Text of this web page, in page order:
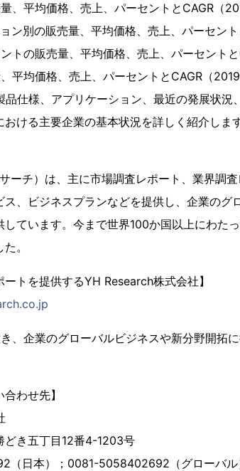
、平均価格、売上、パーセントとCAGR（
ン別の販売量、平均価格、売上、パーセン
トの販売量、平均価格、売上、パーセント
平均価格、売上、パーセントとCAGR（2019
品仕様、アプリケーション、最近の発展状
ける主要企業の基本状況を詳しく紹介します
ーチ）は、主に市場調査レポート、業界調
ス、ビジネスプランなどを提供し、企業のグ
しています。今まで世界100か国以上にわた
。
ートを提供するYH Research株式会社】
、企業のグローバルビジネスや新分野開拓
わせ先】
どき五丁目12番4-1203号
日本）；0081-5058402692（グローバル